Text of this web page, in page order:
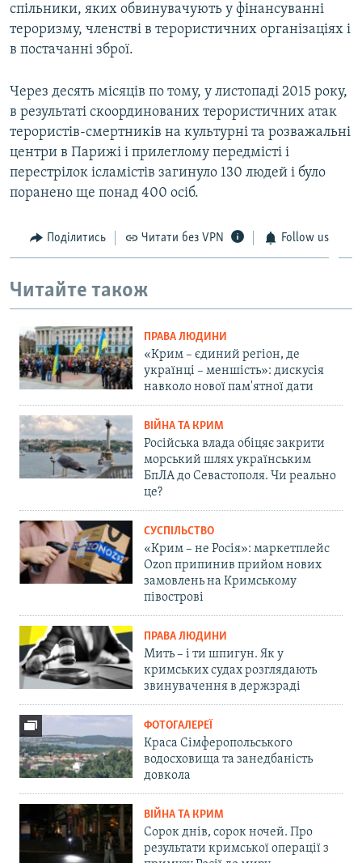
спільники, яких обвинувачують у фінансуванні
тероризму, членстві в терористичних організаціях і
в постачанні зброї.
Через десять місяців по тому, у листопаді 2015 року,
в результаті скоординованих терористичних атак
терористів-смертників на культурні та розважальні
центри в Парижі і прилеглому передмісті і
перестрілок ісламістів загинуло 130 людей і було
поранено ще понад 400 осіб.
Поділитись Читати без VPN Follow us
Читайте також
ПРАВА ЛЮДИНИ
«Крим – єдиний регіон, де
українці – меншість»: дискусія
навколо нової пам'ятної дати
ВІЙНА ТА КРИМ
Російська влада обіцяє закрити
морський шлях українським
БпЛА до Севастополя. Чи реально
це?
СУСПІЛЬСТВО
«Крим – не Росія»: маркетплейс
Ozon припинив прийом нових
замовлень на Кримському
півострові
ПРАВА ЛЮДИНИ
Мить – і ти шпигун. Як у
кримських судах розглядають
звинувачення в держзраді
ФОТОГАЛЕРЕЇ
Краса Сімферопольського
водосховища та занедбаність
довкола
ВІЙНА ТА КРИМ
Сорок днів, сорок ночей. Про
результати кримської операції з